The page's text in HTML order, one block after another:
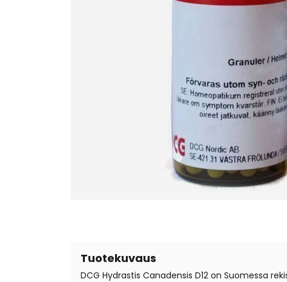
Tuotekuvaus
DCG Hydrastis Canadensis D12 on Suomessa